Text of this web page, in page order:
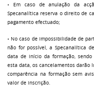
• Em caso de anulação da
Specanalítica reserva o direito de
pagamento efectuado;
• No caso de impossibilidade de
não for possível, a Specanalítica
data de início da formação, sendo
esta data, os cancelamentos darão
comparência na formação sem
valor de inscrição.